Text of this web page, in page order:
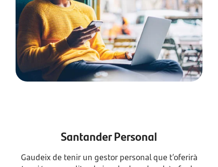
Santander Personal
Gaudeix de tenir un gestor personal que t’oferirà